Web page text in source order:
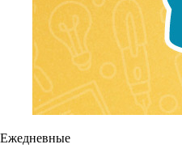
Ежедневные